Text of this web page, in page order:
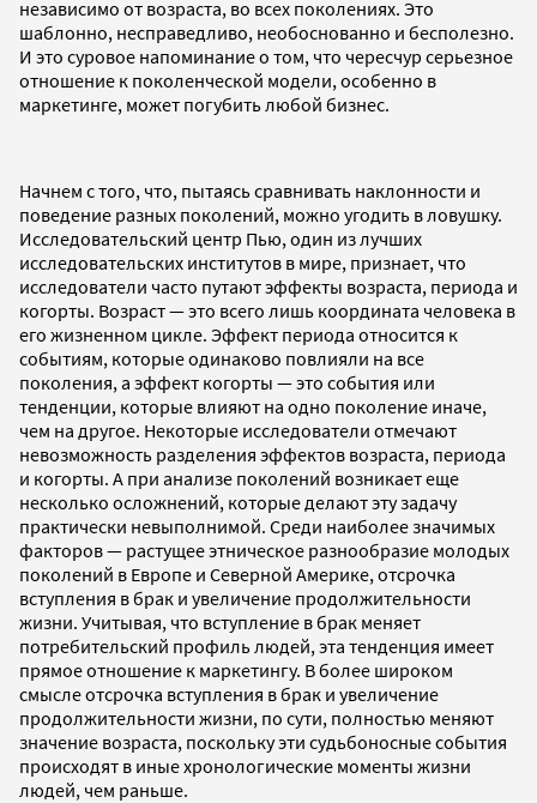
независимо от возраста, во всех поколениях. Это
шаблонно, несправедливо, необоснованно и бесполезно.
И это суровое напоминание о том, что чересчур серьезное
отношение к поколенческой модели, особенно в
маркетинге, может погубить любой бизнес.
Начнем с того, что, пытаясь сравнивать наклонности и
поведение разных поколений, можно угодить в ловушку.
Исследовательский центр Пью, один из лучших
исследовательских институтов в мире, признает, что
исследователи часто путают эффекты возраста, периода и
когорты. Возраст — это всего лишь координата человека в
его жизненном цикле. Эффект периода относится к
событиям, которые одинаково повлияли на все
поколения, а эффект когорты — это события или
тенденции, которые влияют на одно поколение иначе,
чем на другое. Некоторые исследователи отмечают
невозможность разделения эффектов возраста, периода
и когорты. А при анализе поколений возникает еще
несколько осложнений, которые делают эту задачу
практически невыполнимой. Среди наиболее значимых
факторов — растущее этническое разнообразие молодых
поколений в Европе и Северной Америке, отсрочка
вступления в брак и увеличение продолжительности
жизни. Учитывая, что вступление в брак меняет
потребительский профиль людей, эта тенденция имеет
прямое отношение к маркетингу. В более широком
смысле отсрочка вступления в брак и увеличение
продолжительности жизни, по сути, полностью меняют
значение возраста, поскольку эти судьбоносные события
происходят в иные хронологические моменты жизни
людей, чем раньше.